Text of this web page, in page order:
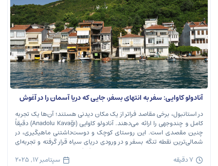
آنادولو کاوایی: سفر به انتهای بسفر، جایی که دریا آسمان را در آغوش
می‌گیرد
در استانبول، برخی مقاصد فراتر از یک مکان دیدنی هستند؛ آن‌ها یک تجربه
کامل و چندوجهی را ارائه می‌دهند. آنادولو کاوایی (Anadolu Kavağı) دقیقاً
چنین مقصدی است. این روستای کوچک و دوست‌داشتنی ماهیگیری، در
شمالی‌ترین نقطه تنگه بسفر و در ورودی دریای سیاه قرار گرفته و تجربه‌ای
بی‌نظیر از تاریخ، طبیعت و طعم‌های اصیل را […]
7 دقیقه سپتامبر 17, 2025